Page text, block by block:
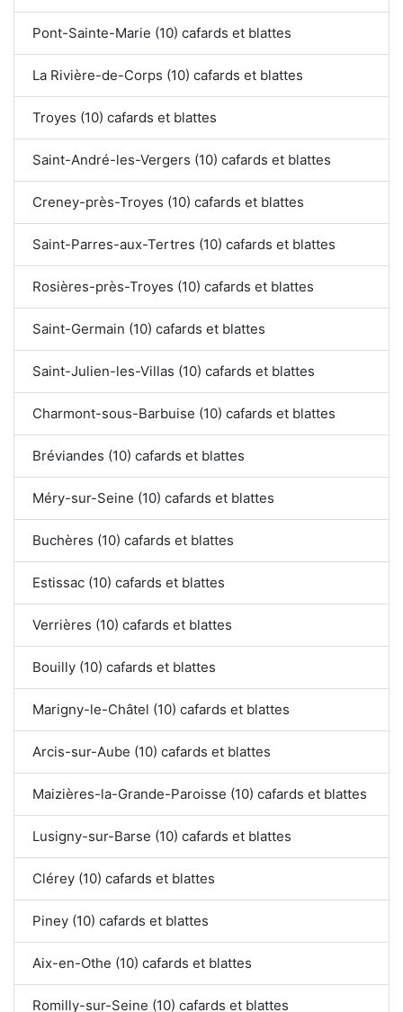
Pont-Sainte-Marie (10) cafards et blattes
La Rivière-de-Corps (10) cafards et blattes
Troyes (10) cafards et blattes
Saint-André-les-Vergers (10) cafards et blattes
Creney-près-Troyes (10) cafards et blattes
Saint-Parres-aux-Tertres (10) cafards et blattes
Rosières-près-Troyes (10) cafards et blattes
Saint-Germain (10) cafards et blattes
Saint-Julien-les-Villas (10) cafards et blattes
Charmont-sous-Barbuise (10) cafards et blattes
Bréviandes (10) cafards et blattes
Méry-sur-Seine (10) cafards et blattes
Buchères (10) cafards et blattes
Estissac (10) cafards et blattes
Verrières (10) cafards et blattes
Bouilly (10) cafards et blattes
Marigny-le-Châtel (10) cafards et blattes
Arcis-sur-Aube (10) cafards et blattes
Maizières-la-Grande-Paroisse (10) cafards et blattes
Lusigny-sur-Barse (10) cafards et blattes
Clérey (10) cafards et blattes
Piney (10) cafards et blattes
Aix-en-Othe (10) cafards et blattes
Romilly-sur-Seine (10) cafards et blattes